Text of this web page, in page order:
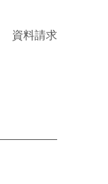
資料請求